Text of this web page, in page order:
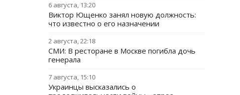
6 августа, 13:20
Виктор Ющенко занял новую должность:
что известно о его назначении
2 августа, 22:18
СМИ: В ресторане в Москве погибла дочь
генерала
7 августа, 15:10
Украинцы высказались о